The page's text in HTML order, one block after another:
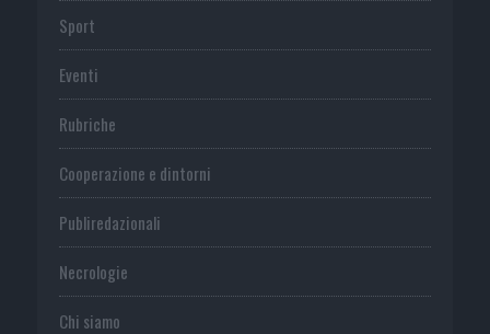
Sport
Eventi
Rubriche
Cooperazione e dintorni
Publiredazionali
Necrologie
Chi siamo